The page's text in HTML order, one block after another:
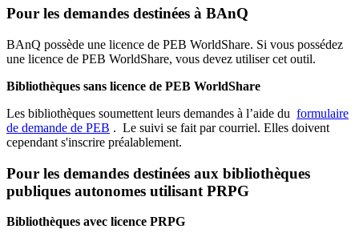
Pour les demandes destinées à BAnQ
BAnQ possède une licence de PEB WorldShare. Si vous possédez
une licence de PEB WorldShare, vous devez utiliser cet outil.
Bibliothèques sans licence de PEB WorldShare
Les bibliothèques soumettent leurs demandes à l’aide du formulaire
de demande de PEB . Le suivi se fait par courriel. Elles doivent
cependant s'inscrire préalablement.
Pour les demandes destinées aux bibliothèques
publiques autonomes utilisant PRPG
Bibliothèques avec licence PRPG